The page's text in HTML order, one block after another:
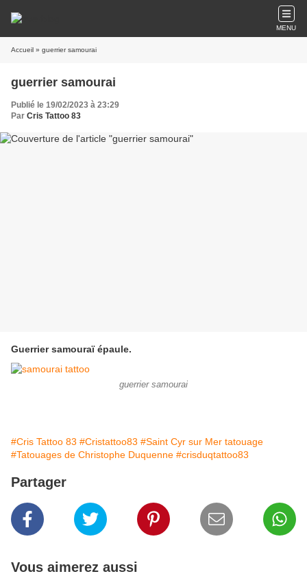
MENU
Accueil » guerrier samourai
guerrier samourai
Publié le 19/02/2023 à 23:29
Par Cris Tattoo 83
Guerrier samouraï épaule.
guerrier samourai
#Cris Tattoo 83 #Cristattoo83 #Saint Cyr sur Mer tatouage
#Tatouages de Christophe Duquenne #crisduqtattoo83
Partager
Vous aimerez aussi